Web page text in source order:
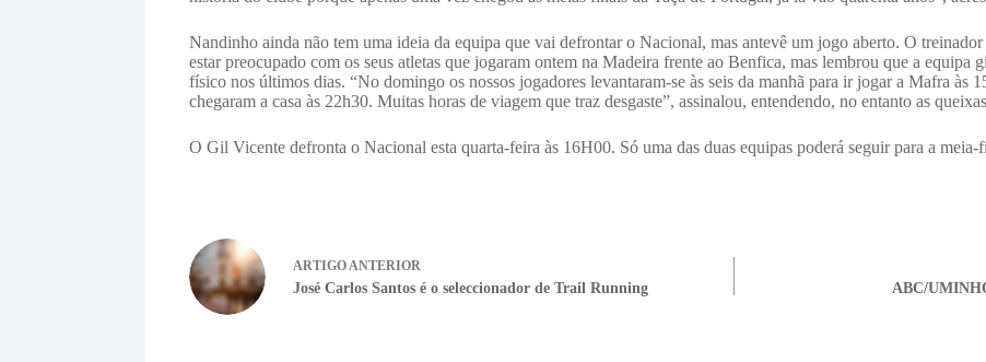
Nandinho ainda não tem uma ideia da equipa que vai defrontar o Nacional, mas antevê um jogo aberto. O
estar preocupado com os seus atletas que jogaram ontem na Madeira frente ao Benfica, mas lembrou que a equipa
físico nos últimos dias. “No domingo os nossos jogadores levantaram-se às seis da manhã para ir jogar a Mafra às
chegaram a casa às 22h30. Muitas horas de viagem que traz desgaste”, assinalou, entendendo, no entanto as
O Gil Vicente defronta o Nacional esta quarta-feira às 16H00. Só uma das duas equipas poderá seguir para a meia-
ARTIGOANTERIOR
José Carlos Santos é o seleccionador de Trail Running ABC/